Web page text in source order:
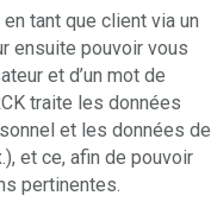
tant que client via un
ensuite pouvoir vous
et d’un mot de
traite les données
et les données de
et ce, afin de pouvoir
pertinentes.